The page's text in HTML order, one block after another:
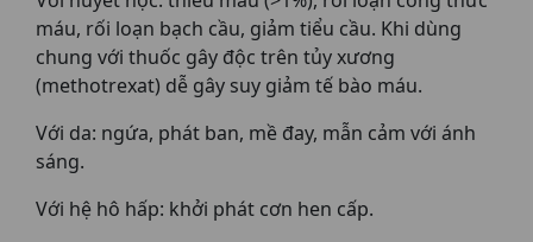
máu, rối loạn bạch cầu, giảm tiểu cầu. Khi dùng
chung với thuốc gây độc trên tủy xương
(methotrexat) dễ gây suy giảm tế bào máu.
Với da: ngứa, phát ban, mề đay, mẫn cảm với ánh
sáng.
Với hệ hô hấp: khởi phát cơn hen cấp.